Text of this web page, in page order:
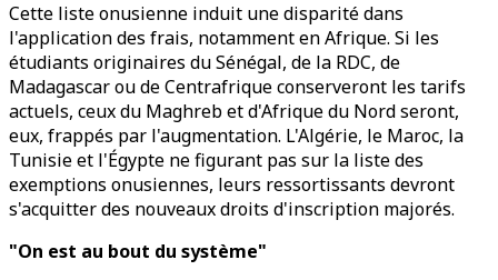
Cette liste onusienne induit une disparité dans
l'application des frais, notamment en Afrique. Si les
étudiants originaires du Sénégal, de la RDC, de
Madagascar ou de Centrafrique conserveront les tarifs
actuels, ceux du Maghreb et d'Afrique du Nord seront,
eux, frappés par l'augmentation. L'Algérie, le Maroc, la
Tunisie et l'Égypte ne figurant pas sur la liste des
exemptions onusiennes, leurs ressortissants devront
s'acquitter des nouveaux droits d'inscription majorés.
"On est au bout du système"